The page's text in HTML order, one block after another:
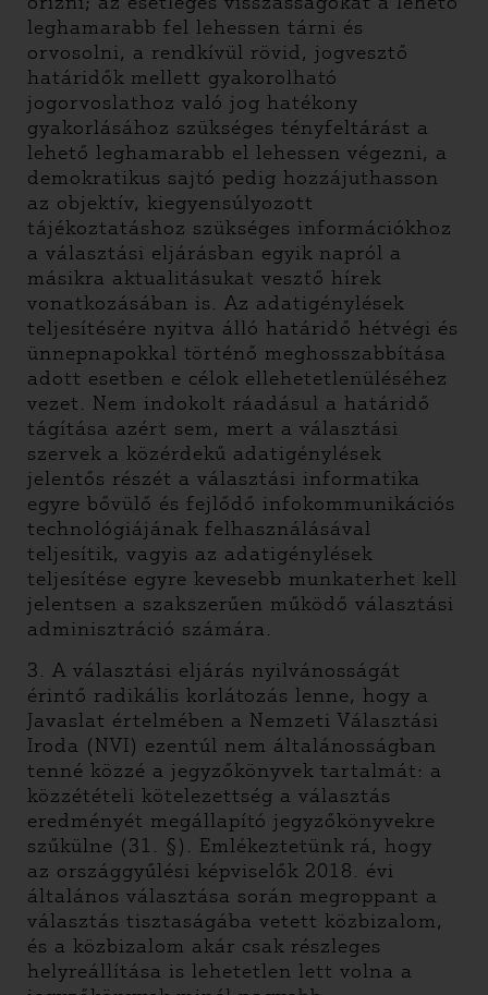
leghamarabb fel lehessen tárni és
orvosolni, a rendkívül rövid, jogvesztő
határidők mellett gyakorolható
jogorvoslathoz való jog hatékony
gyakorlásához szükséges tényfeltárást a
lehető leghamarabb el lehessen végezni, a
demokratikus sajtó pedig hozzájuthasson
az objektív, kiegyensúlyozott
tájékoztatáshoz szükséges információkhoz
a választási eljárásban egyik napról a
másikra aktualitásukat vesztő hírek
vonatkozásában is. Az adatigénylések
teljesítésére nyitva álló határidő hétvégi és
ünnepnapokkal történő meghosszabbítása
adott esetben e célok ellehetetlenüléséhez
vezet. Nem indokolt ráadásul a határidő
tágítása azért sem, mert a választási
szervek a közérdekű adatigénylések
jelentős részét a választási informatika
egyre bővülő és fejlődő infokommunikációs
technológiájának felhasználásával
teljesítik, vagyis az adatigénylések
teljesítése egyre kevesebb munkaterhet kell
jelentsen a szakszerűen működő választási
adminisztráció számára.
3. A választási eljárás nyilvánosságát
érintő radikális korlátozás lenne, hogy a
Javaslat értelmében a Nemzeti Választási
Iroda (NVI) ezentúl nem általánosságban
tenné közzé a jegyzőkönyvek tartalmát: a
közzétételi kötelezettség a választás
eredményét megállapító jegyzőkönyvekre
szűkülne (31. §). Emlékeztetünk rá, hogy
az országgyűlési képviselők 2018. évi
általános választása során megroppant a
választás tisztaságába vetett közbizalom,
és a közbizalom akár csak részleges
helyreállítása is lehetetlen lett volna a